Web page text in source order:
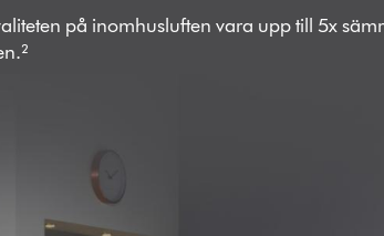
på inomhusluften vara upp till 5x